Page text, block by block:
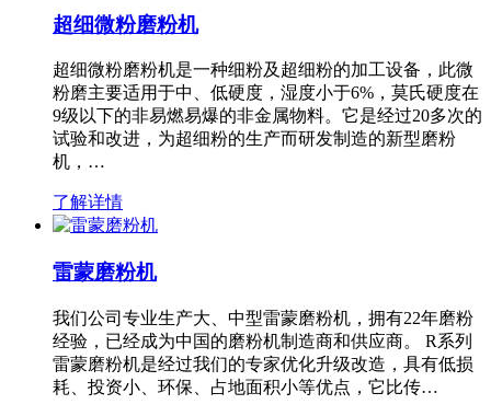
超细微粉磨粉机
超细微粉磨粉机是一种细粉及超细粉的加工设备，此微
粉磨主要适用于中、低硬度，湿度小于6%，莫氏硬度在
9级以下的非易燃易爆的非金属物料。它是经过20多次的
试验和改进，为超细粉的生产而研发制造的新型磨粉
机，…
了解详情
雷蒙磨粉机
我们公司专业生产大、中型雷蒙磨粉机，拥有22年磨粉
经验，已经成为中国的磨粉机制造商和供应商。 R系列
雷蒙磨粉机是经过我们的专家优化升级改造，具有低损
耗、投资小、环保、占地面积小等优点，它比传…